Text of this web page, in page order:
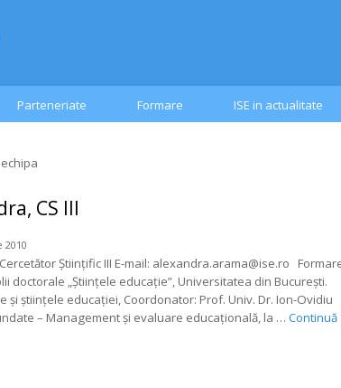
Parteneriate Formare ISE in actualitate
CS III
Științific III E-mail: alexandra.arama@ise.ro
doctorale „Științele educație”, Universitatea din București.
și științele educației, Coordonator: Prof. Univ. Dr. Ion-Ovidiu
– Management și evaluare educațională, la … Continuă